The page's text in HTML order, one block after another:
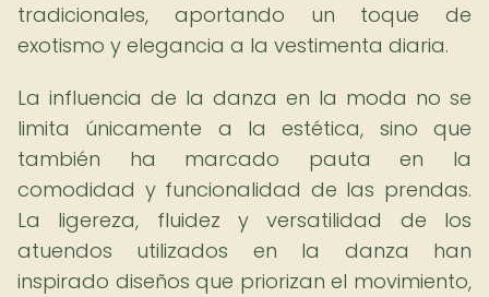
tradicionales, aportando un toque de
exotismo y elegancia a la vestimenta diaria.
La influencia de la danza en la moda no se
limita únicamente a la estética, sino que
también ha marcado pauta en la
comodidad y funcionalidad de las prendas.
La ligereza, fluidez y versatilidad de los
atuendos utilizados en la danza han
inspirado diseños que priorizan el movimiento,